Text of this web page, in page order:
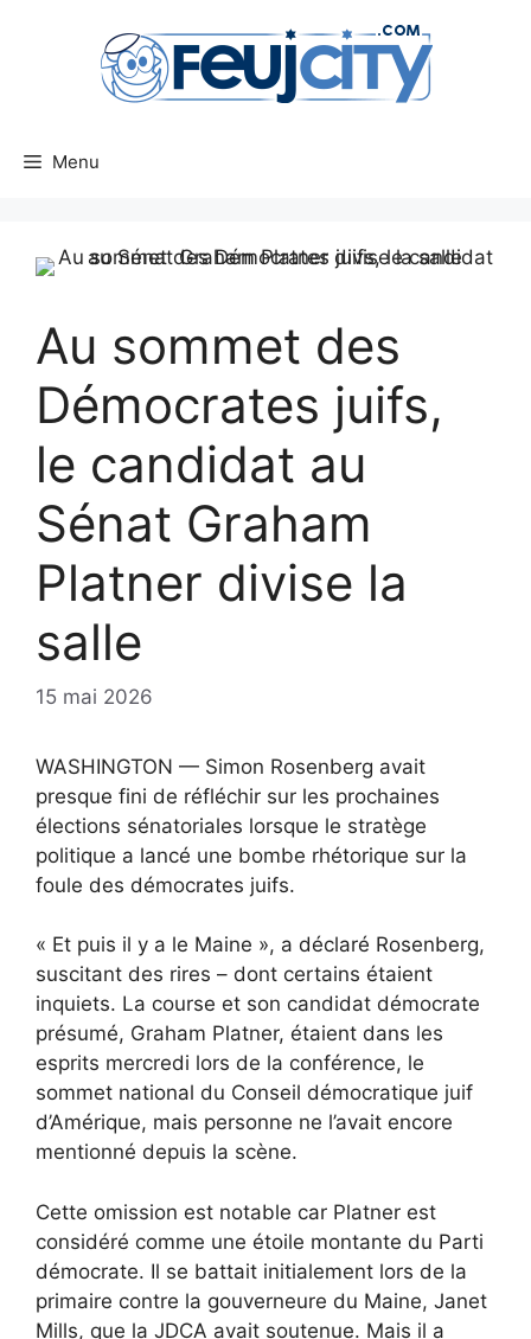
Menu
Au sommet des
Démocrates juifs,
le candidat au
Sénat Graham
Platner divise la
salle
15 mai 2026
WASHINGTON — Simon Rosenberg avait
presque fini de réfléchir sur les prochaines
élections sénatoriales lorsque le stratège
politique a lancé une bombe rhétorique sur la
foule des démocrates juifs.
« Et puis il y a le Maine », a déclaré Rosenberg,
suscitant des rires – dont certains étaient
inquiets. La course et son candidat démocrate
présumé, Graham Platner, étaient dans les
esprits mercredi lors de la conférence, le
sommet national du Conseil démocratique juif
d’Amérique, mais personne ne l’avait encore
mentionné depuis la scène.
Cette omission est notable car Platner est
considéré comme une étoile montante du Parti
démocrate. Il se battait initialement lors de la
primaire contre la gouverneure du Maine, Janet
Mills, que la JDCA avait soutenue. Mais il a